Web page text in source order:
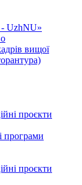
- UzhNU»
вищої
проєкти
програми
проєкти